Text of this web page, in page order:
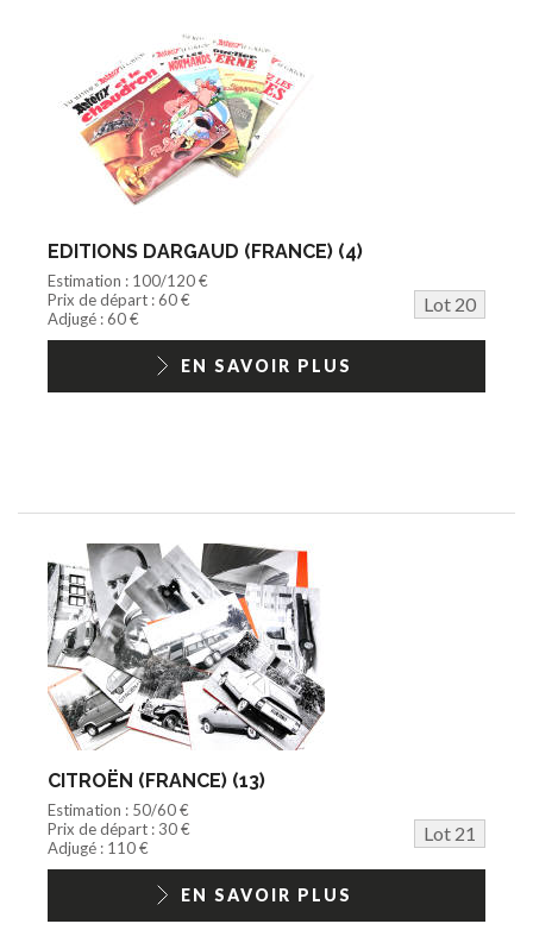
EDITIONS DARGAUD (FRANCE) (4)
Estimation : 100/120 €
Prix de départ : 60 €
Lot 20
Adjugé : 60 €
EN SAVOIR PLUS
CITROËN (FRANCE) (13)
Estimation : 50/60 €
Prix de départ : 30 €
Lot 21
Adjugé : 110 €
EN SAVOIR PLUS